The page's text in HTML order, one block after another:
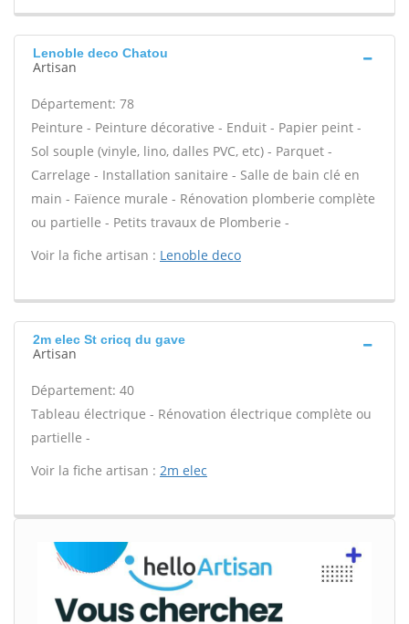
Lenoble deco Chatou
Artisan
Département: 78
Peinture - Peinture décorative - Enduit - Papier peint -
Sol souple (vinyle, lino, dalles PVC, etc) - Parquet -
Carrelage - Installation sanitaire - Salle de bain clé en
main - Faïence murale - Rénovation plomberie complète
ou partielle - Petits travaux de Plomberie -
Voir la fiche artisan : Lenoble deco
2m elec St cricq du gave
Artisan
Département: 40
Tableau électrique - Rénovation électrique complète ou
partielle -
Voir la fiche artisan : 2m elec